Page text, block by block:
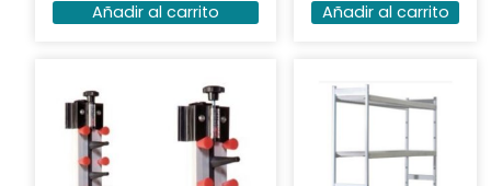
Añadir al carrito
Añadir al carrito